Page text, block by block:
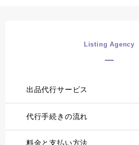
Listing Agency
出品代行サービス
代行手続きの流れ
料金と支払い方法